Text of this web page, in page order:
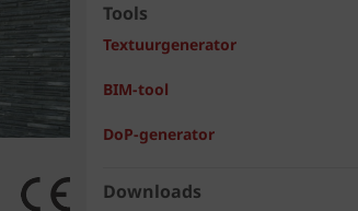
Tools
Textuurgenerator
BIM-tool
DoP-generator
Downloads